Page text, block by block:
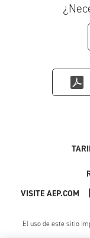
VISITE AEP.COM
El uso de este sitio